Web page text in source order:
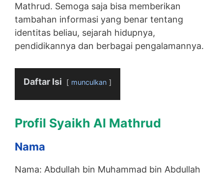
Mathrud. Semoga saja bisa memberikan
tambahan informasi yang benar tentang
identitas beliau, sejarah hidupnya,
pendidikannya dan berbagai pengalamannya.
Daftar Isi munculkan
Profil Syaikh Al Mathrud
Nama
Nama: Abdullah bin Muhammad bin Abdullah